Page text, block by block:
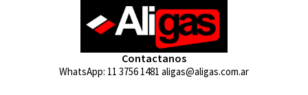
Contactanos
WhatsApp: 11 3756 1481 aligas@aligas.com.ar